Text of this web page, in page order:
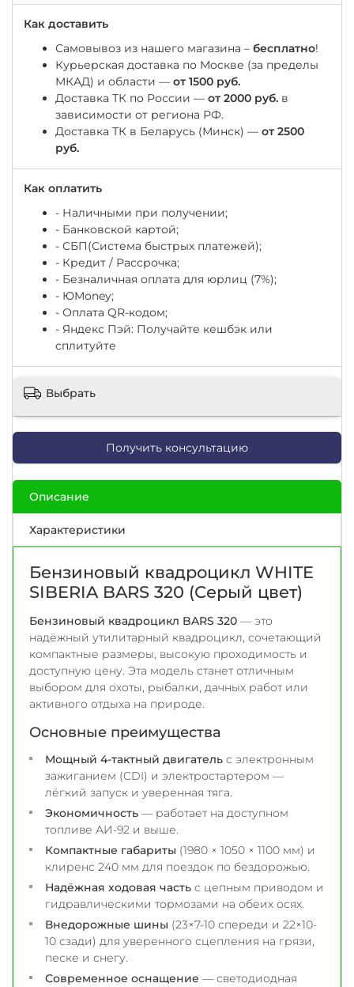
Как доставить
Самовывоз из нашего магазина – бесплатно!
Курьерская доставка по Москве (за пределы
МКАД) и области — от 1500 руб.
Доставка ТК по России — от 2000 руб. в
зависимости от региона РФ.
Доставка ТК в Беларусь (Минск) — от 2500
руб.
Как оплатить
- Наличными при получении;
- Банковской картой;
- СБП(Система быстрых платежей);
- Кредит / Рассрочка;
- Безналичная оплата для юрлиц (7%);
- ЮМоney;
- Оплата QR-кодом;
- Яндекс Пэй: Получайте кешбэк или
сплитуйте
Выбрать
Получить консультацию
Описание
Характеристики
Бензиновый квадроцикл WHITE
SIBERIA BARS 320 (Серый цвет)
Бензиновый квадроцикл BARS 320 — это
надёжный утилитарный квадроцикл, сочетающий
компактные размеры, высокую проходимость и
доступную цену. Эта модель станет отличным
выбором для охоты, рыбалки, дачных работ или
активного отдыха на природе.
Основные преимущества
Мощный 4-тактный двигатель с электронным
зажиганием (CDI) и электростартером —
лёгкий запуск и уверенная тяга.
Экономичность — работает на доступном
топливе АИ-92 и выше.
Компактные габариты (1980 × 1050 × 1100 мм) и
клиренс 240 мм для поездок по бездорожью.
Надёжная ходовая часть с цепным приводом и
гидравлическими тормозами на обеих осях.
Внедорожные шины (23×7-10 спереди и 22×10-
10 сзади) для уверенного сцепления на грязи,
песке и снегу.
Современное оснащение — светодиодная